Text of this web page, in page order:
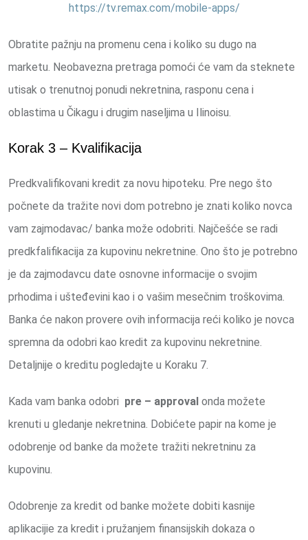
https://tv.remax.com/mobile-apps/
Obratite pažnju na promenu cena i koliko su dugo na
marketu. Neobavezna pretraga pomoći će vam da steknete
utisak o trenutnoj ponudi nekretnina, rasponu cena i
oblastima u Čikagu i drugim naseljima u Ilinoisu.
Korak 3 – Kvalifikacija
Predkvalifikovani kredit za novu hipoteku. Pre nego što
počnete da tražite novi dom potrebno je znati koliko novca
vam zajmodavac/ banka može odobriti. Najčešće se radi
predkfalifikacija za kupovinu nekretnine. Ono što je potrebno
je da zajmodavcu date osnovne informacije o svojim
prhodima i ušteđevini kao i o vašim mesečnim troškovima.
Banka će nakon provere ovih informacija reći koliko je novca
spremna da odobri kao kredit za kupovinu nekretnine.
Detaljnije o kreditu pogledajte u Koraku 7.
Kada vam banka odobri pre – approval onda možete
krenuti u gledanje nekretnina. Dobićete papir na kome je
odobrenje od banke da možete tražiti nekretninu za
kupovinu.
Odobrenje za kredit od banke možete dobiti kasnije
aplikacijie za kredit i pružanjem finansijskih dokaza o